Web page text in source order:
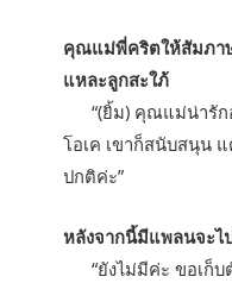
คุณแม่พี่คริตให้สัมภา
แหละลูกสะใภ้
“(ยิ้ม) คุณแม่น่ารั
โอเค เขาก็สนับสนุน
ปกติค่ะ”
หลังจากนี้มีแพลนจะไ
“ยังไม่มีค่ะ ขอเก็